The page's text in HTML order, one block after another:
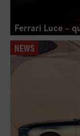
Ferrari Luce –
NEWS